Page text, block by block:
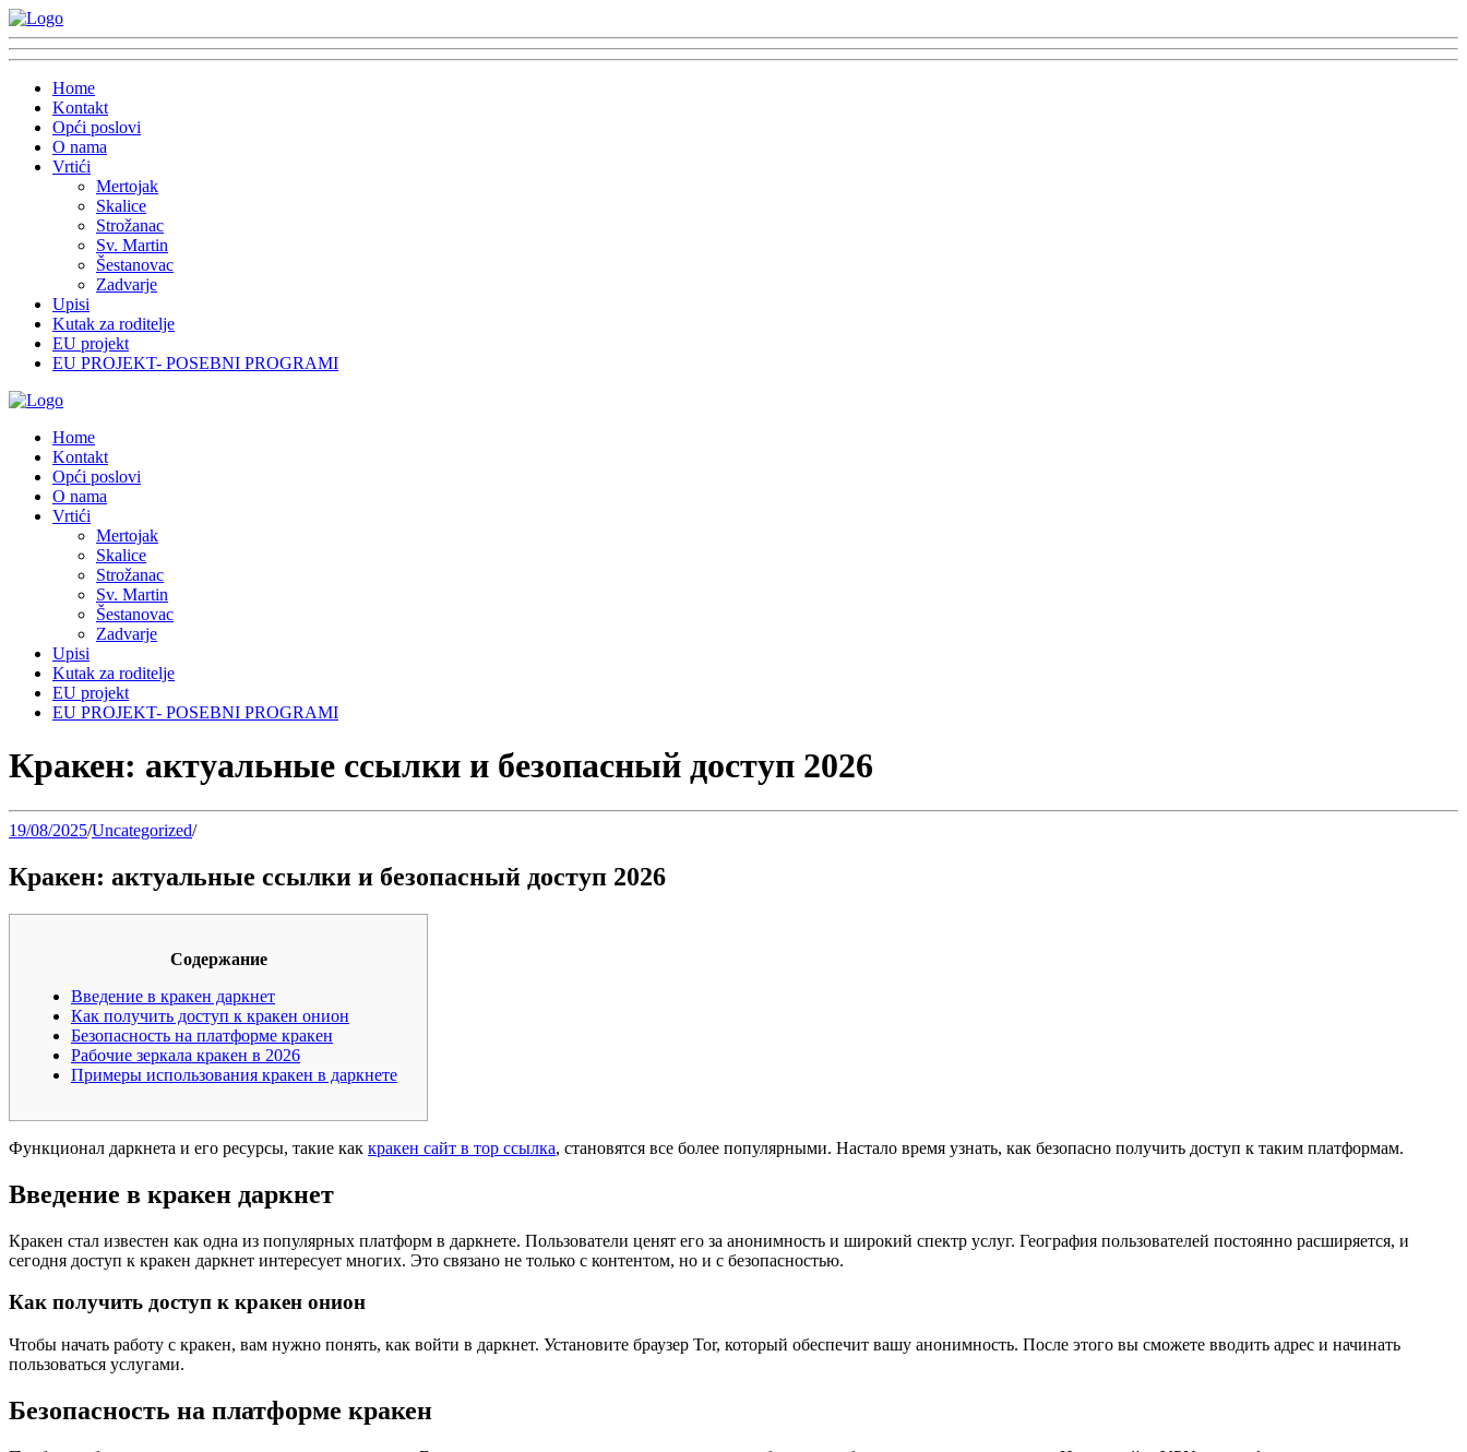
Home
Kontakt
Opći poslovi
O nama
Vrtići
Mertojak
Skalice
Strožanac
Sv. Martin
Šestanovac
Zadvarje
Upisi
Kutak za roditelje
EU projekt
EU PROJEKT- POSEBNI PROGRAMI
Home
Kontakt
Opći poslovi
O nama
Vrtići
Mertojak
Skalice
Strožanac
Sv. Martin
Šestanovac
Zadvarje
Upisi
Kutak za roditelje
EU projekt
EU PROJEKT- POSEBNI PROGRAMI
Кракен: актуальные ссылки и безопасный доступ 2026
19/08/2025/Uncategorized/
Кракен: актуальные ссылки и безопасный доступ 2026
Содержание
Введение в кракен даркнет
Как получить доступ к кракен онион
Безопасность на платформе кракен
Рабочие зеркала кракен в 2026
Примеры использования кракен в даркнете
Функционал даркнета и его ресурсы, такие как кракен сайт в тор ссылка, становятся все более популярными. Настало время узнать, как безопасно получить доступ к таким платформам.
Введение в кракен даркнет
Кракен стал известен как одна из популярных платформ в даркнете. Пользователи ценят его за анонимность и широкий спектр услуг. География пользователей постоянно расширяется, и
сегодня доступ к кракен даркнет интересует многих. Это связано не только с контентом, но и с безопасностью.
Как получить доступ к кракен онион
Чтобы начать работу с кракен, вам нужно понять, как войти в даркнет. Установите браузер Tor, который обеспечит вашу анонимность. После этого вы сможете вводить адрес и начинать
пользоваться услугами.
Безопасность на платформе кракен